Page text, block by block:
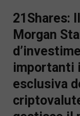
21Shares:
Morgan
importanti
esclusiva